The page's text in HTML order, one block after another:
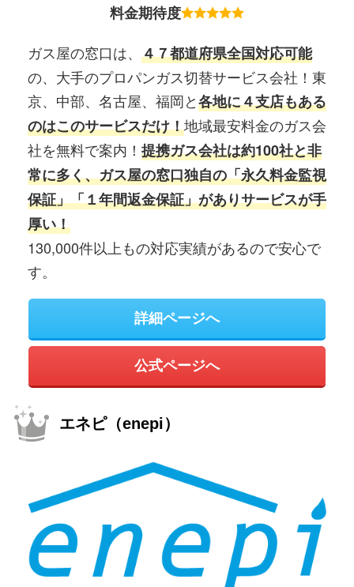
料金期待度
ガス屋の窓口は、 ４７都道府県全国対応可能
の、大手のプロパンガス切替サービス会社！東
京、中部、名古屋、福岡と各地に４支店もある
のはこのサービスだけ！地域最安料金のガス会
社を無料で案内！ 提携ガス会社は約100社と非
常に多く、ガス屋の窓口独自の「永久料金監視
保証」「１年間返金保証」がありサービスが手
厚い！
130,000件以上もの対応実績があるので安心で
す。
詳細ページへ
公式ページへ
エネピ（enepi）